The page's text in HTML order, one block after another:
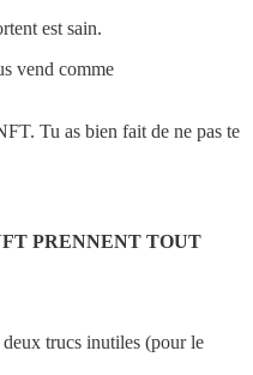
est sain.
vend comme
Tu as bien fait de ne pas te
PRENNENT TOUT
trucs inutiles (pour le